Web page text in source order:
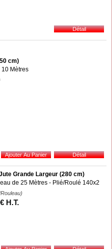
cm)
Mètres
Grande Largeur (280 cm)
de 25 Mètres - Plié/Roulé 140x2
€ H.T.